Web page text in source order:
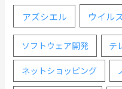
アズシエル ウイルス
ソフトウェア開発 テ
ネットショッピング